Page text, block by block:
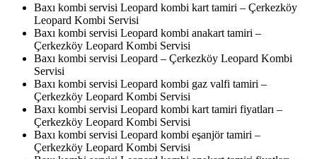
Baxı kombi servisi Leopard kombi kart tamiri – Çerkezköy
Leopard Kombi Servisi
Baxı kombi servisi Leopard kombi anakart tamiri –
Çerkezköy Leopard Kombi Servisi
Baxı kombi servisi Leopard – Çerkezköy Leopard Kombi
Servisi
Baxı kombi servisi Leopard kombi gaz valfi tamiri –
Çerkezköy Leopard Kombi Servisi
Baxı kombi servisi Leopard kombi kart tamiri fiyatları –
Çerkezköy Leopard Kombi Servisi
Baxı kombi servisi Leopard kombi eşanjör tamiri –
Çerkezköy Leopard Kombi Servisi